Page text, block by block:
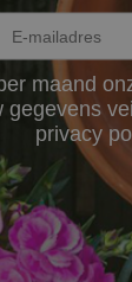
maand
gegevens
privacy